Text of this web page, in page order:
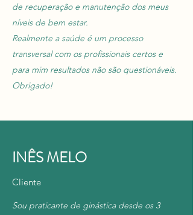
de recuperação e manutenção dos meus
níveis de bem estar.
Realmente a saúde é um processo
transversal com os profissionais certos e
para mim resultados não são questionáveis.
Obrigado!
INÊS MELO
Cliente
Sou praticante de ginástica desde os 3